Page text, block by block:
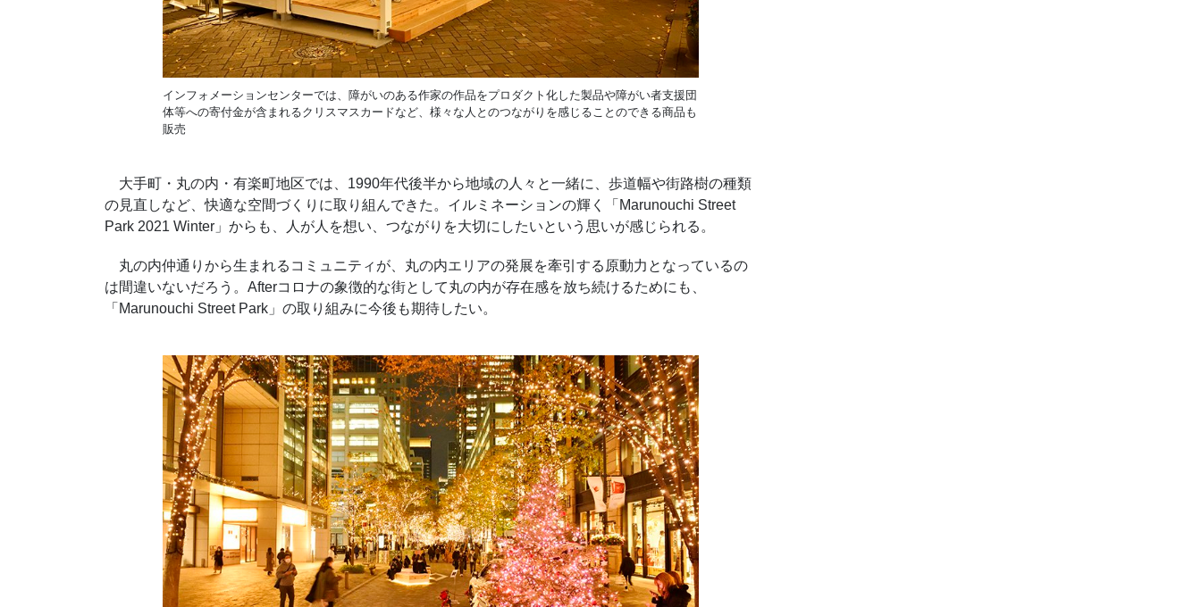
インフォメーションセンターでは、障がいのある作家の作品をプロダクト化した製品や障がい者支援団
体等への寄付金が含まれるクリスマスカードなど、様々な人とのつながりを感じることのできる商品も
販売
大手町・丸の内・有楽町地区では、1990年代後半から地域の人々と一緒に、歩道幅や街路樹の種類
の見直しなど、快適な空間づくりに取り組んできた。イルミネーションの輝く「Marunouchi Street
Park 2021 Winter」からも、人が人を想い、つながりを大切にしたいという思いが感じられる。
丸の内仲通りから生まれるコミュニティが、丸の内エリアの発展を牽引する原動力となっているの
は間違いないだろう。Afterコロナの象徴的な街として丸の内が存在感を放ち続けるためにも、
「Marunouchi Street Park」の取り組みに今後も期待したい。